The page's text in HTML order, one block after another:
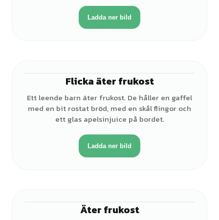
Ladda ner bild
Flicka äter frukost
Ett leende barn äter frukost. De håller en gaffel
med en bit rostat bröd, med en skål flingor och
ett glas apelsinjuice på bordet.
Ladda ner bild
Äter frukost